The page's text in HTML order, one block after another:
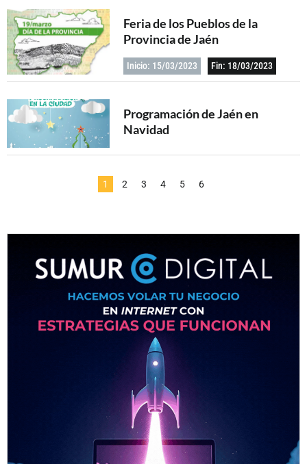
Feria de los Pueblos de la
Provincia de Jaén
Inicio: 15/03/2023 Fin: 18/03/2023
Programación de Jaén en
Navidad
1 2 3 4 5 6